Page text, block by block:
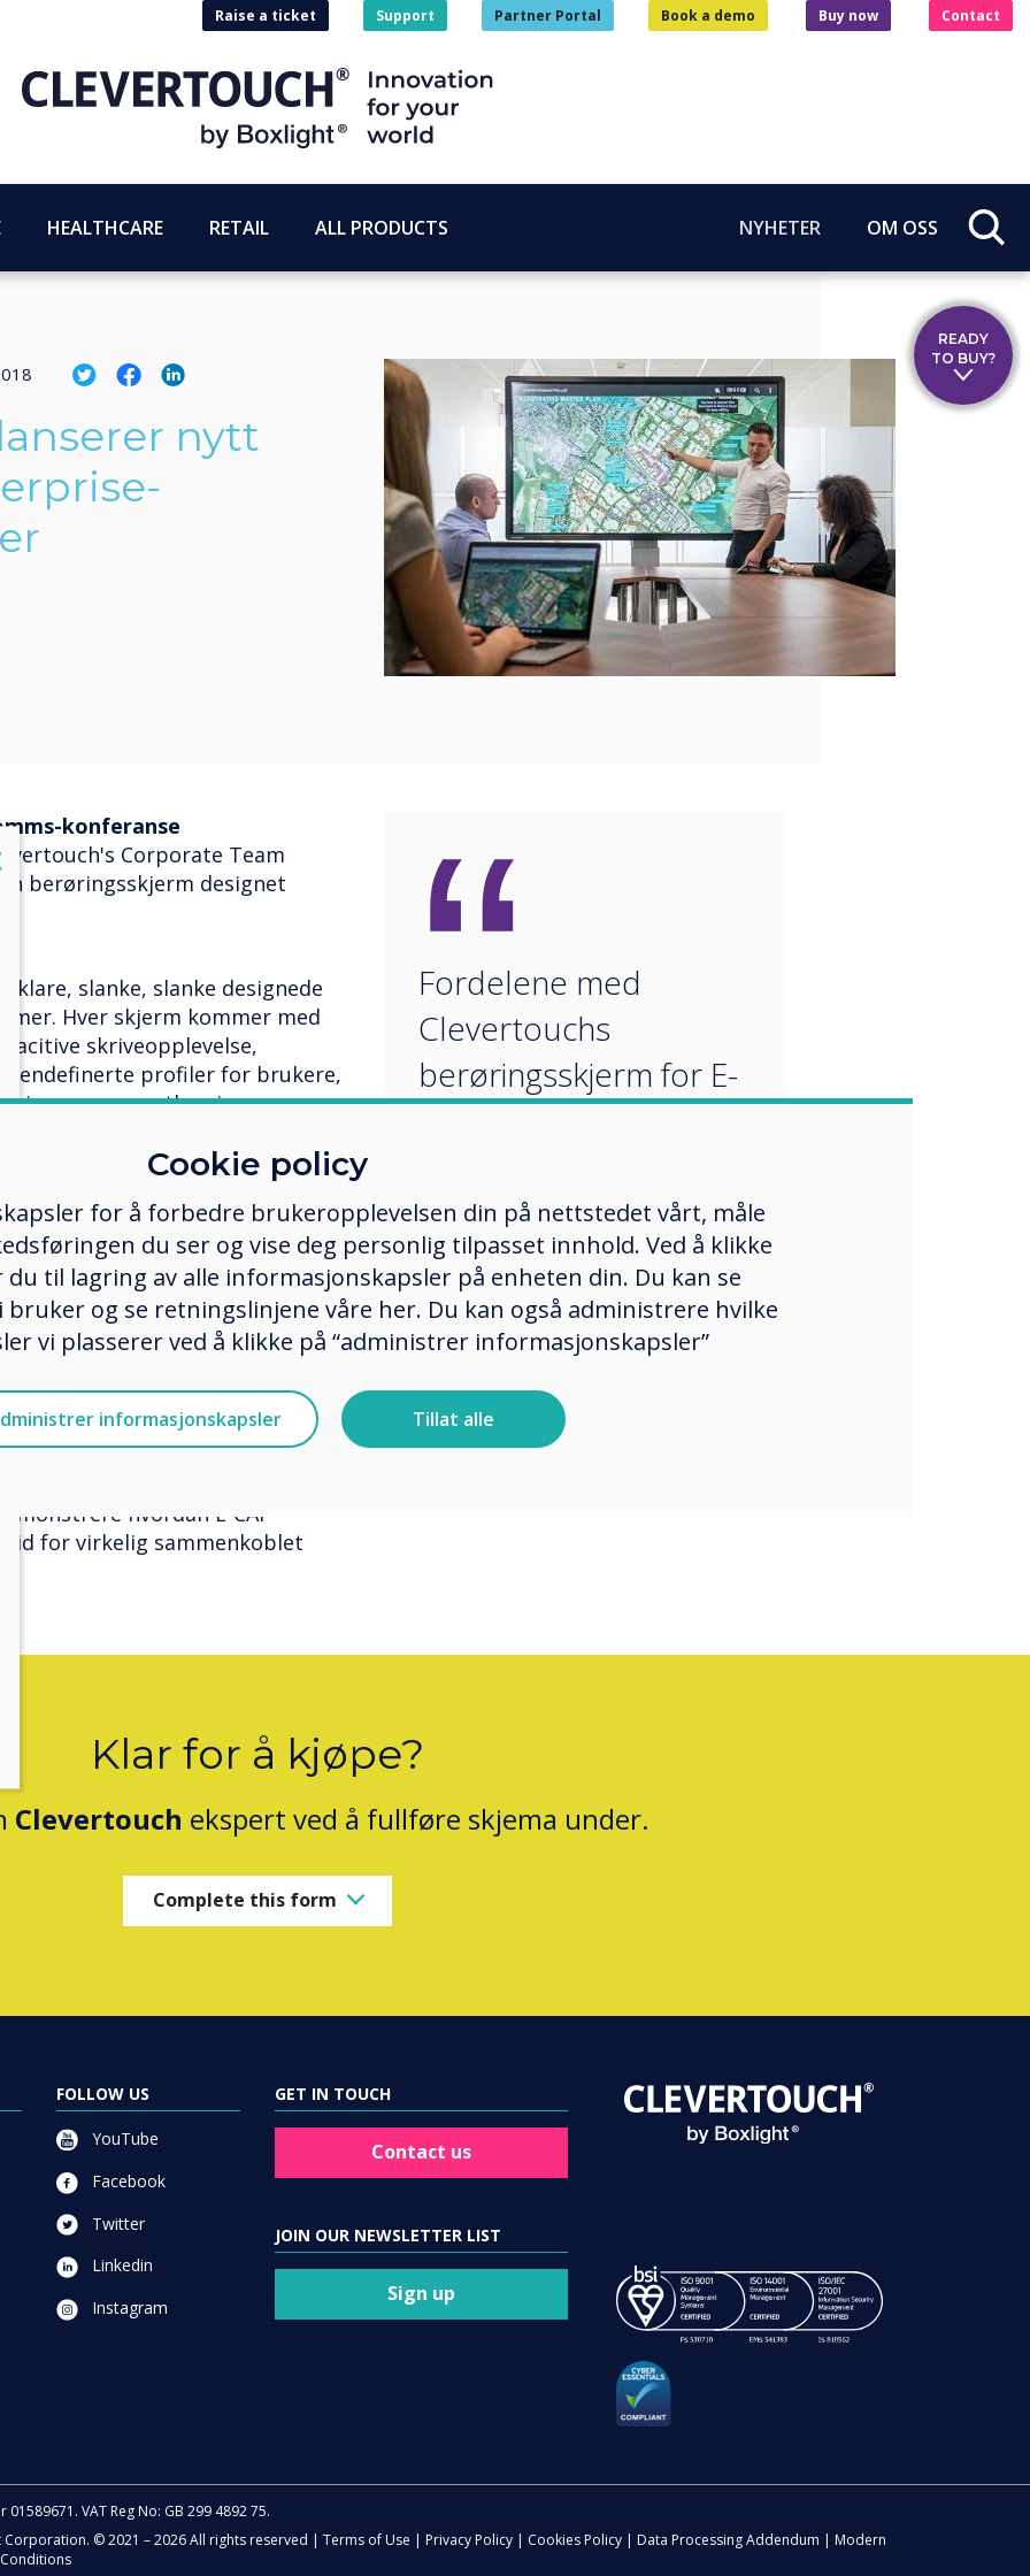
Raise a ticket Support Partner Portal Book a demo Buy now Contact
HEALTHCARE RETAIL ALL PRODUCTS NYHETER OM OSS
nytt
konferanse
Corporate Team
berøringsskjerm designet
klare, slanke, slanke designede
Hver skjerm kommer med
skriveopplevelse,
profiler for brukere,
og over-the-air
den nyeste versjonen av
på alle våre E-CAP
en problemfri komplett alt-i-ett
til å koble til opptil
dem for å dele aktivt innhold
samarbeid.
berøringsskjerm for E-CAP-
UC EXPO 2018-
16.-17. Mai. UC Expo er
hvordan E-CAP
for virkelig sammenkoblet
“
Fordelene med
Clevertouchs
berøringsskjerm for E-
UC EXPO 2018-
utstillingen på stand
B131 i London 16.-17.
Mai. "
Klar for å kjøpe?
Clevertouch ekspert ved å fullføre skjema under.
Complete this form
FOLLOW US
YouTube
Facebook
Twitter
Linkedin
Instagram
GET IN TOUCH
Contact us
JOIN OUR NEWSLETTER LIST
Sign up
VAT Reg No: GB 299 4892 75.
© 2021 – 2026 All rights reserved | Terms of Use | Privacy Policy | Cookies Policy | Data Processing Addendum | Modern
READY
TO BUY?
Cookie policy
for å forbedre brukeropplevelsen din på nettstedet vårt, måle
du ser og vise deg personlig tilpasset innhold. Ved å klikke
du til lagring av alle informasjonskapsler på enheten din. Du kan se
og se retningslinjene våre her. Du kan også administrere hvilke
vi plasserer ved å klikke på “administrer informasjonskapsler”
informasjonskapsler Tillat alle